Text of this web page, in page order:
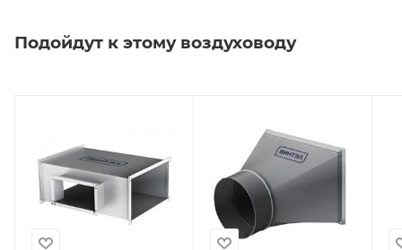
Подойдут к этому воздуховоду